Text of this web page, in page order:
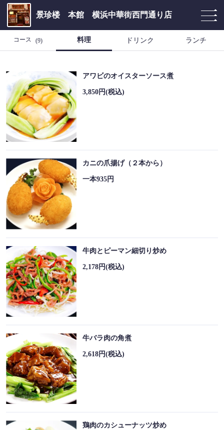
景珍楼 本館 横浜中華街西門通り店
コース (9) 料理 ドリンク ランチ
アワビのオイスターソース煮
3,850円(税込)
カニの爪揚げ（２本から）
一本935円
牛肉とピーマン細切り炒め
2,178円(税込)
牛バラ肉の角煮
2,618円(税込)
鶏肉のカシューナッツ炒め